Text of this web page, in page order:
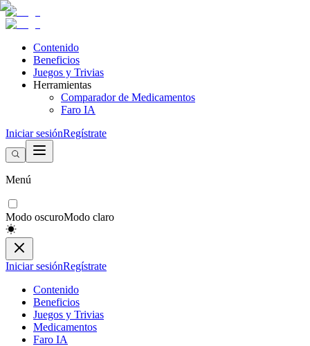
Contenido
Beneficios
Juegos y Trivias
Herramientas
Comparador de Medicamentos
Faro IA
Iniciar sesiónRegístrate
Menú
Modo oscuroModo claro
Iniciar sesiónRegístrate
Contenido
Beneficios
Juegos y Trivias
Medicamentos
Faro IA